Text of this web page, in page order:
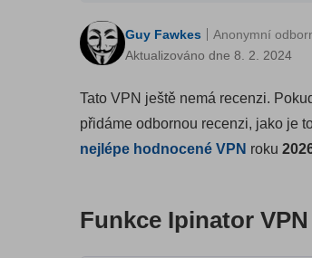
Guy Fawkes
Aktualizováno dne 8. 2. 2024
Anonymní
Tato VPN ještě nemá recenzi.
přidáme odbornou recenzi, jako je
nejlépe hodnocené VPN roku
Funkce Ipinator